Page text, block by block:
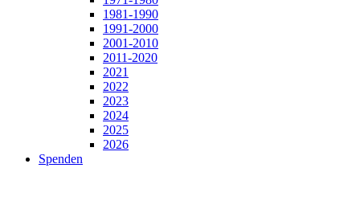
1981-1990
1991-2000
2001-2010
2011-2020
2021
2022
2023
2024
2025
2026
Spenden